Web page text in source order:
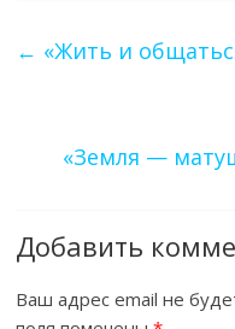
← «Жить и
«Земля —
Добавить
Ваш адрес email не